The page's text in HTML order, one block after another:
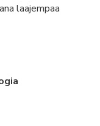
laajempaa